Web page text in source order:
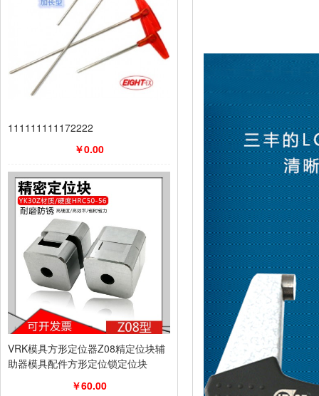
111111111172222
￥0.00
VRK模具方形定位器Z08精定位块辅
助器模具配件方形定位锁定位块
￥60.00